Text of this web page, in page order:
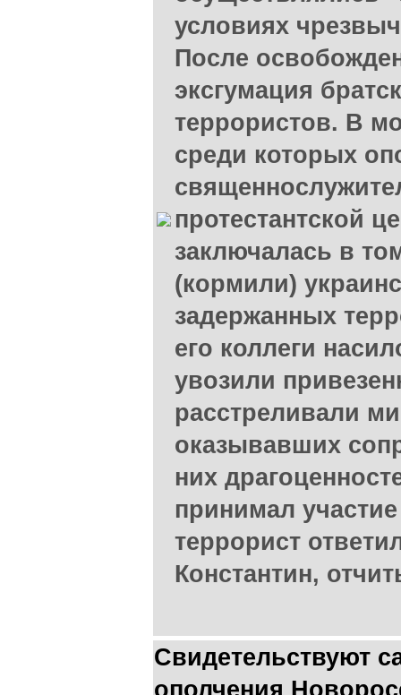
условиях
После
эксгумация
террористов. В
среди которых
протестантской
заключалась в
(кормили)
задержанных
его коллеги
увозили
расстреливали
оказывавших
них
принимал
террорист
Константин,
Свидетельствуют
ополчения